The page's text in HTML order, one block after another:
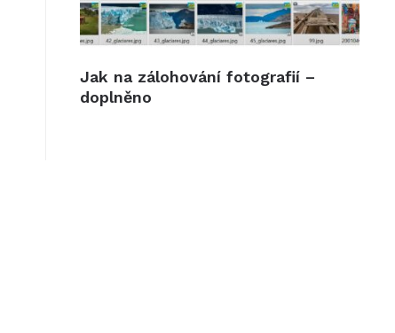
Jak na zálohování fotografií –
doplněno